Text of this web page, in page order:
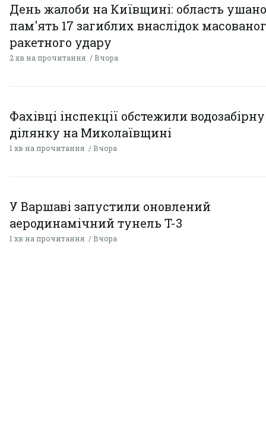
День жалоби на Київщині: область
пам'ять 17 загиблих внаслідок
ракетного удару
2 хв на прочитання Вчора
Фахівці інспекції обстежили водозабірну
ділянку на Миколаївщині
1 хв на прочитання Вчора
У Варшаві запустили оновлений
аеродинамічний тунель T-3
1 хв на прочитання Вчора